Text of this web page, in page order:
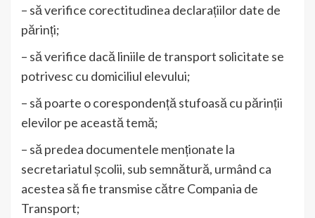
– să verifice corectitudinea declarațiilor date de
părinți;
– să verifice dacă liniile de transport solicitate se
potrivesc cu domiciliul elevului;
– să poarte o corespondență stufoasă cu părinții
elevilor pe această temă;
– să predea documentele menționate la
secretariatul școlii, sub semnătură, urmând ca
acestea să fie transmise către Compania de
Transport;